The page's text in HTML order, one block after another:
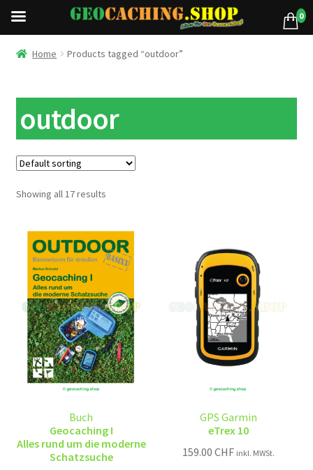
Home Products tagged “outdoor”
outdoor
Showing all 17 results
Buch
Geocaching I
Alles rund um die moderne
Schatzsuche
GPS Garmin
eTrex 10
159.00 CHF inkl. MWSt.
0